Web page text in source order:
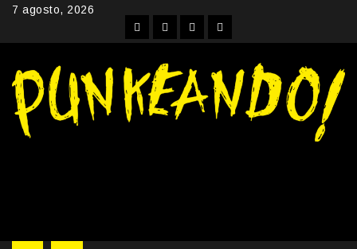
Skip7 agosto, 2026
FacebookInstagram
YouTubeTwitter